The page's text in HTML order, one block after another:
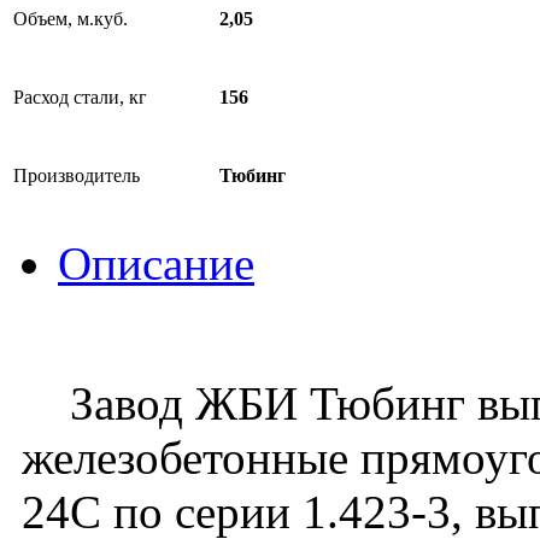
Объем, м.куб. 2,05
Расход стали, кг 156
Производитель Тюбинг
Описание
Завод ЖБИ Тюбинг
железобетонные
24C по серии 1.423-3,